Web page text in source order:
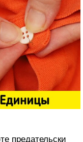
предательски